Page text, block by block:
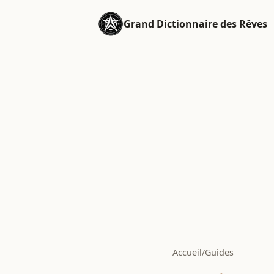
Grand Dictionnaire des Rêves
Accueil/Guides